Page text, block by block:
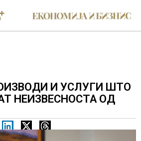
И УСЛУГИ ШТО
НЕИЗВЕСНОСТА ОД